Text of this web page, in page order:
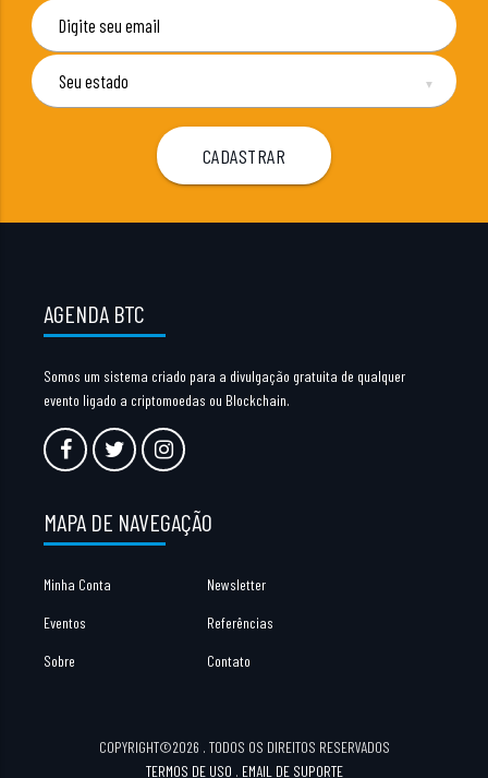
▼
AGENDA BTC
Somos um sistema criado para a divulgação gratuita de qualquer
evento ligado a criptomoedas ou Blockchain.
MAPA DE NAVEGAÇÃO
Minha Conta Newsletter
Eventos Referências
Sobre Contato
COPYRIGHT©2026 . TODOS OS DIREITOS RESERVADOS
TERMOS DE USO . EMAIL DE SUPORTE